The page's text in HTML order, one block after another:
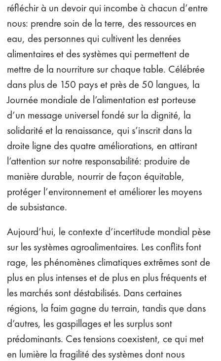
réfléchir à un devoir qui incombe à chacun d’entre
nous: prendre soin de la terre, des ressources en
eau, des personnes qui cultivent les denrées
alimentaires et des systèmes qui permettent de
mettre de la nourriture sur chaque table. Célébrée
dans plus de 150 pays et près de 50 langues, la
Journée mondiale de l’alimentation est porteuse
d’un message universel fondé sur la dignité, la
solidarité et la renaissance, qui s’inscrit dans la
droite ligne des quatre améliorations, en attirant
l’attention sur notre responsabilité: produire de
manière durable, nourrir de façon équitable,
protéger l’environnement et améliorer les moyens
de subsistance.
Aujourd’hui, le contexte d’incertitude mondial pèse
sur les systèmes agroalimentaires. Les conflits font
rage, les phénomènes climatiques extrêmes sont de
plus en plus intenses et de plus en plus fréquents et
les marchés sont déstabilisés. Dans certaines
régions, la faim gagne du terrain, tandis que dans
d’autres, les gaspillages et les surplus sont
prédominants. Ces tensions coexistent, ce qui met
en lumière la fragilité des systèmes dont nous